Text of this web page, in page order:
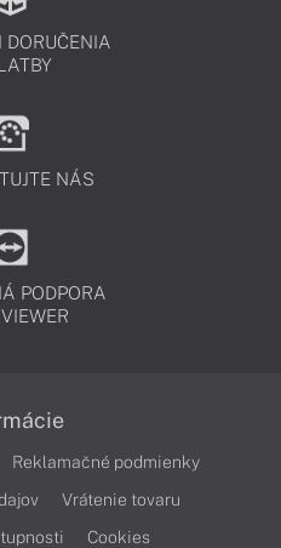
DORUČENIA
NÁS
PODPORA
Reklamačné podmienky
Vrátenie tovaru
Cookies